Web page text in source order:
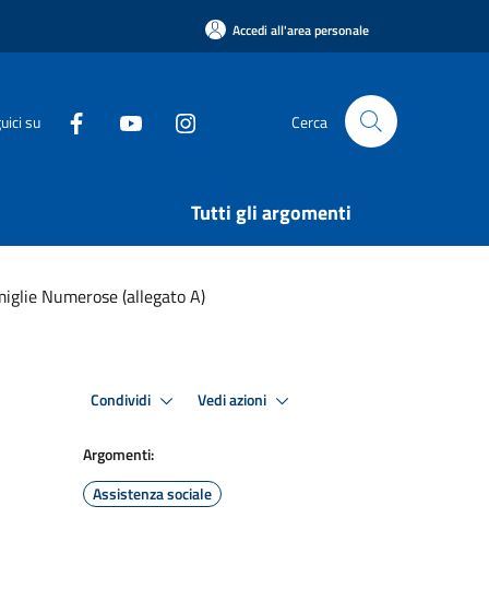
Accedi all'area personale
su Cerca
Tutti gli argomenti
Numerose (allegato A)
Condividi Vedi azioni
Argomenti:
Assistenza sociale